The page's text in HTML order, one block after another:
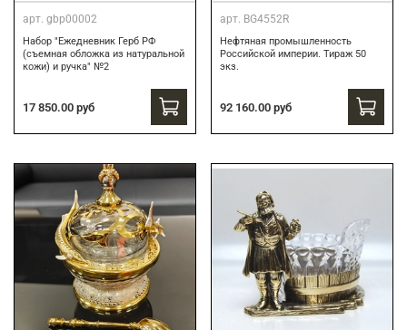
арт. gbp00002
Набор "Ежедневник Герб РФ
(съемная обложка из натуральной
кожи) и ручка" №2
17 850.00 руб
арт. BG4552R
Нефтяная промышленность
Российской империи. Тираж 50
экз.
92 160.00 руб